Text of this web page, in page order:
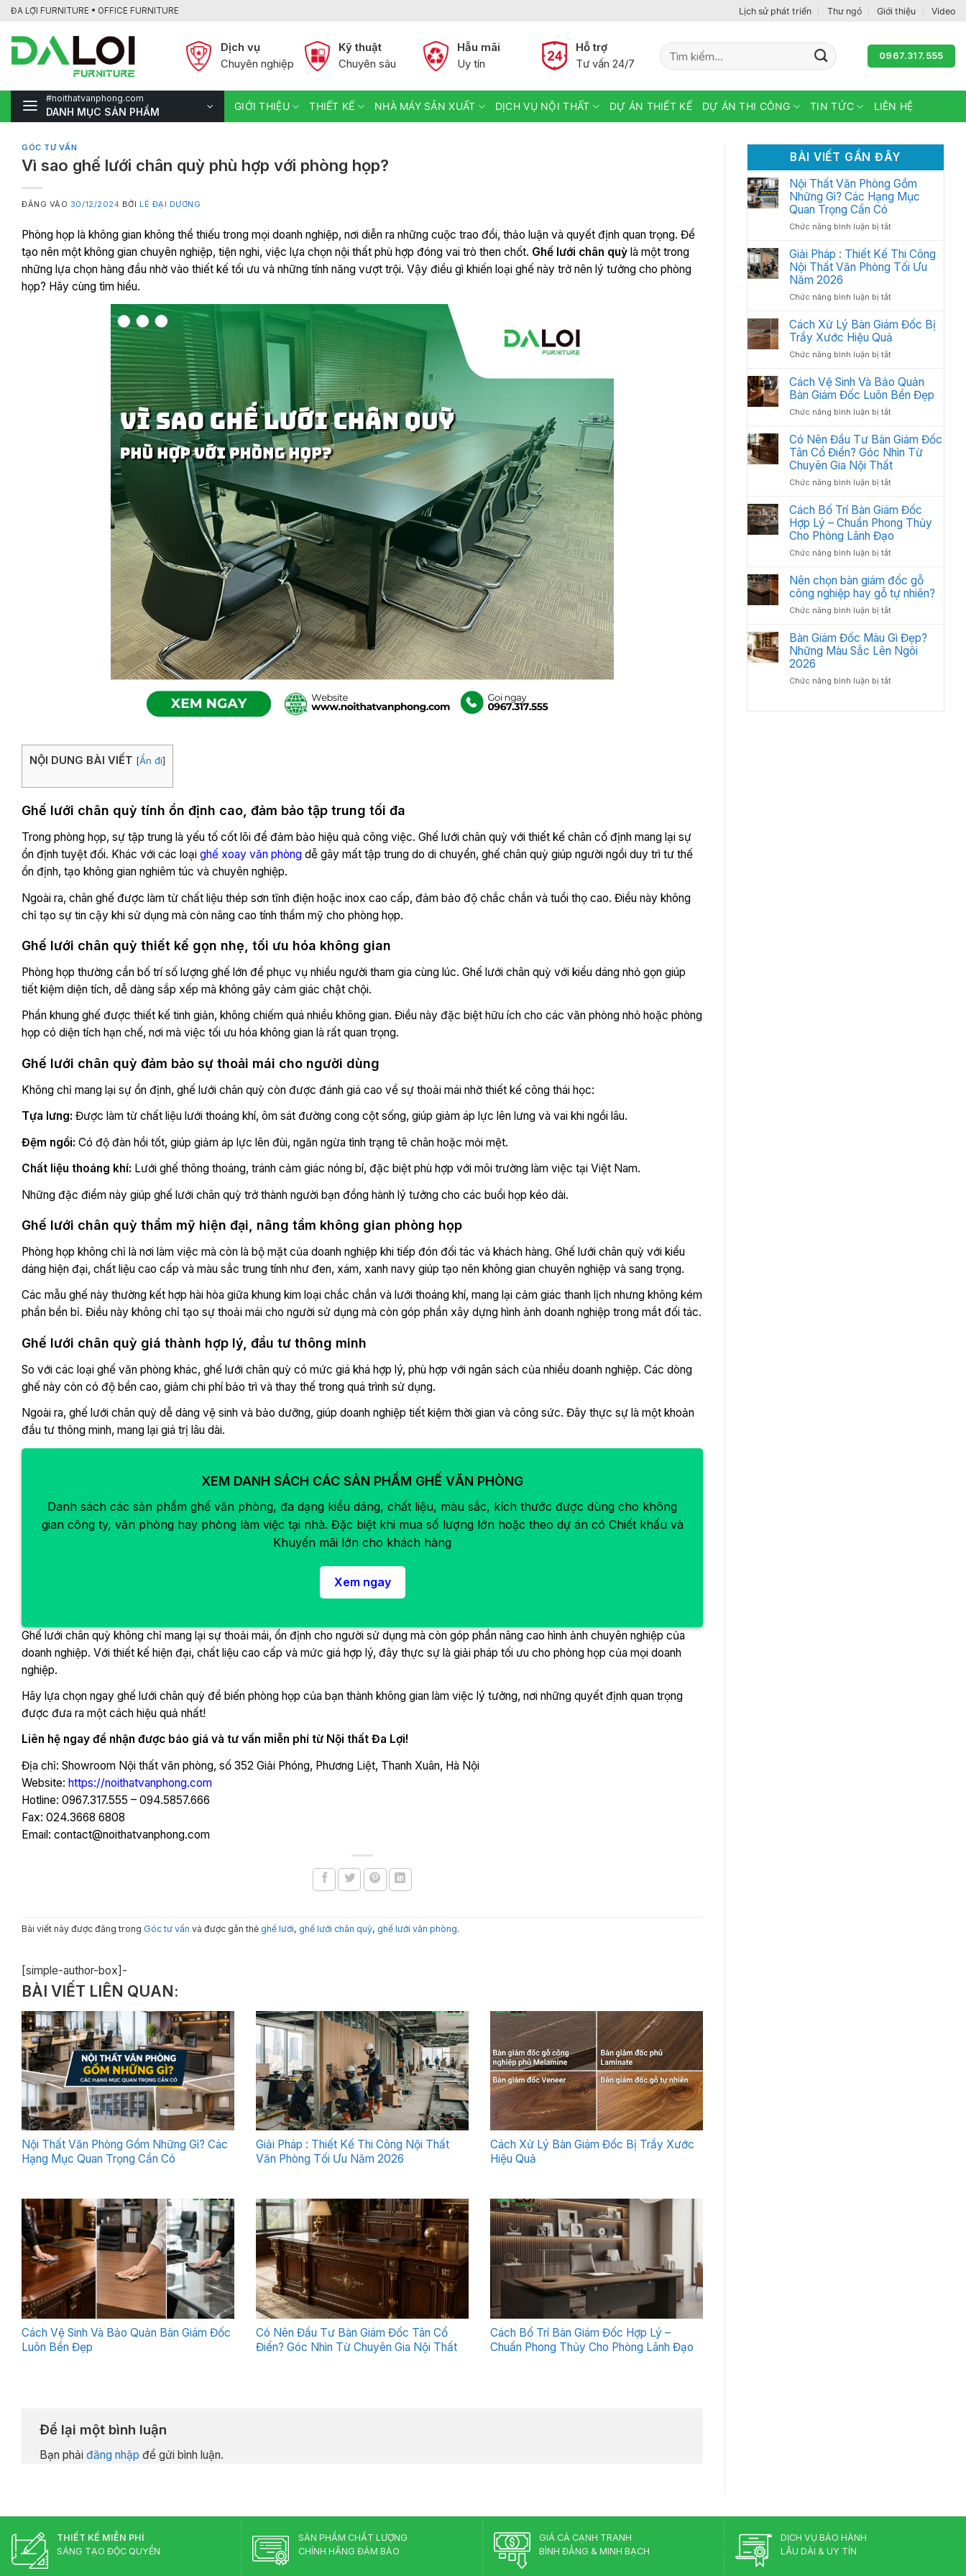
Bỏ
nội
dung
ĐA LỢI FURNITURE • OFFICE FURNITURE Lịch sử phát triển Thư ngỏ Giới thiệu Video
Dịch vụ
Chuyên nghiệp
Kỹ thuật
Chuyên sâu
Hẫu mãi
Uy tín
Hỗ trợ
Tư vấn 24/7
Tìm
kiếm:
0967.317.555
#noithatvanphong.com
DANH MỤC SẢN PHẨM GIỚI THIỆU THIẾT KẾ NHÀ MÁY SẢN XUẤT DỊCH VỤ NỘI THẤT DỰ ÁN THIẾT KẾ DỰ ÁN THI CÔNG TIN TỨC LIÊN HỆ
GÓC TƯ VẤN
Vì sao ghế lưới chân quỳ phù hợp với phòng họp?
ĐĂNG VÀO 30/12/2024 BỞI LÊ ĐẠI DƯƠNG
Phòng họp là không gian không thể thiếu trong mọi doanh nghiệp, nơi diễn ra những cuộc trao đổi, thảo luận và quyết định quan trọng. Để
tạo nên một không gian chuyên nghiệp, tiện nghi, việc lựa chọn nội thất phù hợp đóng vai trò then chốt. Ghế lưới chân quỳ là một trong
những lựa chọn hàng đầu nhờ vào thiết kế tối ưu và những tính năng vượt trội. Vậy điều gì khiến loại ghế này trở nên lý tưởng cho phòng
họp? Hãy cùng tìm hiểu.
NỘI DUNG BÀI VIẾT [Ẩn đi]
Ghế lưới chân quỳ tính ổn định cao, đảm bảo tập trung tối đa
Trong phòng họp, sự tập trung là yếu tố cốt lõi để đảm bảo hiệu quả công việc. Ghế lưới chân quỳ với thiết kế chân cố định mang lại sự
ổn định tuyệt đối. Khác với các loại ghế xoay văn phòng dễ gây mất tập trung do di chuyển, ghế chân quỳ giúp người ngồi duy trì tư thế
ổn định, tạo không gian nghiêm túc và chuyên nghiệp.
Ngoài ra, chân ghế được làm từ chất liệu thép sơn tĩnh điện hoặc inox cao cấp, đảm bảo độ chắc chắn và tuổi thọ cao. Điều này không
chỉ tạo sự tin cậy khi sử dụng mà còn nâng cao tính thẩm mỹ cho phòng họp.
Ghế lưới chân quỳ thiết kế gọn nhẹ, tối ưu hóa không gian
Phòng họp thường cần bố trí số lượng ghế lớn để phục vụ nhiều người tham gia cùng lúc. Ghế lưới chân quỳ với kiểu dáng nhỏ gọn giúp
tiết kiệm diện tích, dễ dàng sắp xếp mà không gây cảm giác chật chội.
Phần khung ghế được thiết kế tinh giản, không chiếm quá nhiều không gian. Điều này đặc biệt hữu ích cho các văn phòng nhỏ hoặc phòng
họp có diện tích hạn chế, nơi mà việc tối ưu hóa không gian là rất quan trọng.
Ghế lưới chân quỳ đảm bảo sự thoải mái cho người dùng
Không chỉ mang lại sự ổn định, ghế lưới chân quỳ còn được đánh giá cao về sự thoải mái nhờ thiết kế công thái học:
Tựa lưng: Được làm từ chất liệu lưới thoáng khí, ôm sát đường cong cột sống, giúp giảm áp lực lên lưng và vai khi ngồi lâu.
Đệm ngồi: Có độ đàn hồi tốt, giúp giảm áp lực lên đùi, ngăn ngừa tình trạng tê chân hoặc mỏi mệt.
Chất liệu thoáng khí: Lưới ghế thông thoáng, tránh cảm giác nóng bí, đặc biệt phù hợp với môi trường làm việc tại Việt Nam.
Những đặc điểm này giúp ghế lưới chân quỳ trở thành người bạn đồng hành lý tưởng cho các buổi họp kéo dài.
Ghế lưới chân quỳ thẩm mỹ hiện đại, nâng tầm không gian phòng họp
Phòng họp không chỉ là nơi làm việc mà còn là bộ mặt của doanh nghiệp khi tiếp đón đối tác và khách hàng. Ghế lưới chân quỳ với kiểu
dáng hiện đại, chất liệu cao cấp và màu sắc trung tính như đen, xám, xanh navy giúp tạo nên không gian chuyên nghiệp và sang trọng.
Các mẫu ghế này thường kết hợp hài hòa giữa khung kim loại chắc chắn và lưới thoáng khí, mang lại cảm giác thanh lịch nhưng không kém
phần bền bỉ. Điều này không chỉ tạo sự thoải mái cho người sử dụng mà còn góp phần xây dựng hình ảnh doanh nghiệp trong mắt đối tác.
Ghế lưới chân quỳ giá thành hợp lý, đầu tư thông minh
So với các loại ghế văn phòng khác, ghế lưới chân quỳ có mức giá khá hợp lý, phù hợp với ngân sách của nhiều doanh nghiệp. Các dòng
ghế này còn có độ bền cao, giảm chi phí bảo trì và thay thế trong quá trình sử dụng.
Ngoài ra, ghế lưới chân quỳ dễ dàng vệ sinh và bảo dưỡng, giúp doanh nghiệp tiết kiệm thời gian và công sức. Đây thực sự là một khoản
đầu tư thông minh, mang lại giá trị lâu dài.
XEM DANH SÁCH CÁC SẢN PHẨM GHẾ VĂN PHÒNG
Danh sách các sản phẩm ghế văn phòng, đa dạng kiểu dáng, chất liệu, màu sắc, kích thước được dùng cho không
gian công ty, văn phòng hay phòng làm việc tại nhà. Đặc biệt khi mua số lượng lớn hoặc theo dự án có Chiết khấu và
Khuyến mãi lớn cho khách hàng
Xem ngay
Ghế lưới chân quỳ không chỉ mang lại sự thoải mái, ổn định cho người sử dụng mà còn góp phần nâng cao hình ảnh chuyên nghiệp của
doanh nghiệp. Với thiết kế hiện đại, chất liệu cao cấp và mức giá hợp lý, đây thực sự là giải pháp tối ưu cho phòng họp của mọi doanh
nghiệp.
Hãy lựa chọn ngay ghế lưới chân quỳ để biến phòng họp của bạn thành không gian làm việc lý tưởng, nơi những quyết định quan trọng
được đưa ra một cách hiệu quả nhất!
Liên hệ ngay để nhận được báo giá và tư vấn miễn phí từ Nội thất Đa Lợi!
Địa chỉ: Showroom Nội thất văn phòng, số 352 Giải Phóng, Phương Liệt, Thanh Xuân, Hà Nội
Website: https://noithatvanphong.com
Hotline: 0967.317.555 – 094.5857.666
Fax: 024.3668 6808
Email: contact@noithatvanphong.com
Bài viết này được đăng trong Góc tư vấn và được gắn thẻ ghế lưới, ghế lưới chân quỳ, ghế lưới văn phòng.
[simple-author-box]-
BÀI VIẾT LIÊN QUAN:
Nội Thất Văn Phòng Gồm Những Gì? Các
Hạng Mục Quan Trọng Cần Có
Giải Pháp : Thiết Kế Thi Công Nội Thất
Văn Phòng Tối Ưu Năm 2026
Cách Xử Lý Bàn Giám Đốc Bị Trầy Xước
Hiệu Quả
Cách Vệ Sinh Và Bảo Quản Bàn Giám Đốc
Luôn Bền Đẹp
Có Nên Đầu Tư Bàn Giám Đốc Tân Cổ
Điển? Góc Nhìn Từ Chuyên Gia Nội Thất
Cách Bố Trí Bàn Giám Đốc Hợp Lý –
Chuẩn Phong Thủy Cho Phòng Lãnh Đạo
Để lại một bình luận
Bạn phải đăng nhập để gửi bình luận.
BÀI VIẾT GẦN ĐÂY
Nội Thất Văn Phòng Gồm
Những Gì? Các Hạng Mục
Quan Trọng Cần Có
Chức năng bình luận bị tắtở
Thất
Văn
Phòng
Những
Các
Hạng
Quan
Cần
Có
Giải Pháp : Thiết Kế Thi Công
Nội Thất Văn Phòng Tối Ưu
Năm 2026
Chức năng bình luận bị tắtở
Pháp
Kế
Công
Nội
Tối
Ưu
Năm
2026
Cách Xử Lý Bàn Giám Đốc Bị
Trầy Xước Hiệu Quả
Chức năng bình luận bị tắtở
Xử
Lý
Bàn
Giám
Bị
Trầy
Xước
Quả
Cách Vệ Sinh Và Bảo Quản
Bàn Giám Đốc Luôn Bền Đẹp
Chức năng bình luận bị tắtở
Vệ
Sinh
Và
Bảo
Quản
Giám
Đốc
Luôn
Đẹp
Có Nên Đầu Tư Bàn Giám Đốc
Tân Cổ Điển? Góc Nhìn Từ
Chuyên Gia Nội Thất
Chức năng bình luận bị tắtở
Nên
Đầu
Tư
Bàn
Giám
Tân
Cổ
Góc
Từ
Chuyên
Nội
Cách Bố Trí Bàn Giám Đốc
Hợp Lý – Chuẩn Phong Thủy
Cho Phòng Lãnh Đạo
Chức năng bình luận bị tắtở
Bố
Trí
Bàn
Giám
Hợp
Lý
Phong
Cho
Nên chọn bàn giám đốc gỗ
công nghiệp hay gỗ tự nhiên?
Chức năng bình luận bị tắtở
chọn
bàn
giám
gỗ
Bàn Giám Đốc Màu Gì Đẹp?
Những Màu Sắc Lên Ngôi
2026
Chức năng bình luận bị tắtở
THIẾT KẾ MIỄN PHÍ
SÁNG TẠO ĐỘC QUYỀN
SẢN PHẨM CHẤT LƯỢNG
CHÍNH HÃNG ĐẢM BẢO
GIÁ CẢ CẠNH TRANH
BÌNH ĐẲNG & MINH BẠCH
DỊCH VỤ BẢO HÀNH
LÂU DÀI & UY TÍN